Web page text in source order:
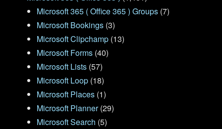
Microsoft 365 ( Office 365 ) Groups (7)
Microsoft Bookings (3)
Microsoft Clipchamp (13)
Microsoft Forms (40)
Microsoft Lists (57)
Microsoft Loop (18)
Microsoft Places (1)
Microsoft Planner(29)
Microsoft Search (5)